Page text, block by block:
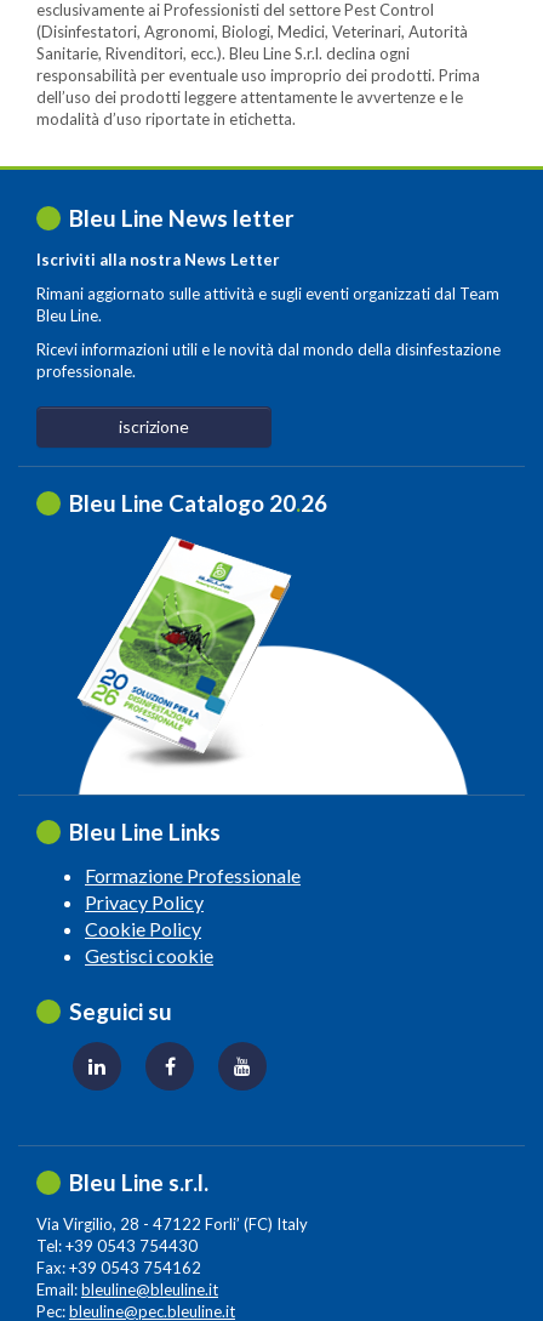
esclusivamente ai Professionisti del settore Pest Control
(Disinfestatori, Agronomi, Biologi, Medici, Veterinari, Autorità
Sanitarie, Rivenditori, ecc.). Bleu Line S.r.l. declina ogni
responsabilità per eventuale uso improprio dei prodotti. Prima
dell’uso dei prodotti leggere attentamente le avvertenze e le
modalità d’uso riportate in etichetta.
Bleu Line News letter
Iscriviti alla nostra News Letter
Rimani aggiornato sulle attività e sugli eventi organizzati dal Team
Bleu Line.
Ricevi informazioni utili e le novità dal mondo della disinfestazione
professionale.
iscrizione
Bleu Line Catalogo 20.26
Bleu Line Links
Formazione Professionale
Privacy Policy
Cookie Policy
Gestisci cookie
Seguici su
Bleu Line s.r.l.
Via Virgilio, 28 - 47122 Forli’ (FC) Italy
Tel: +39 0543 754430
Fax: +39 0543 754162
Email:bleuline@bleuline.it
Pec:bleuline@pec.bleuline.it